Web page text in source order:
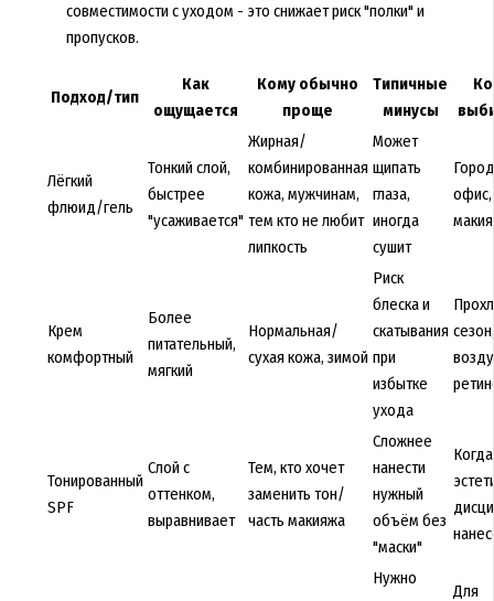
совместимости с уходом - это снижает риск "полки" и
пропусков.
Подход/тип
Как
ощущается
Кому обычно
проще
Типичные
минусы
Лёгкий
флюид/гель
Тонкий слой,
быстрее
"усаживается"
Жирная/
комбинированная
кожа, мужчинам,
тем кто не любит
липкость
Может
щипать
глаза,
иногда
сушит
Крем
комфортный
Более
питательный,
мягкий
Нормальная/
сухая кожа, зимой
Риск
блеска и
скатывания
при
избытке
ухода
Тонированный
SPF
Слой с
оттенком,
выравнивает
Тем, кто хочет
заменить тон/
часть макияжа
Сложнее
нанести
нужный
объём без
"маски"
Нужно
Для